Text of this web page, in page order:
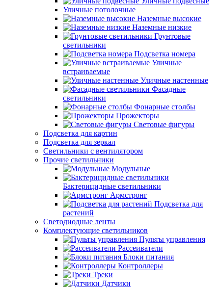
Уличные потолочные
Наземные высокие
Наземные низкие
Грунтовые
светильники
Подсветка номера
Уличные
встраиваемые
Уличные настенные
Фасадные
светильники
Фонарные столбы
Прожекторы
Световые фигуры
Подсветка для картин
Подсветка для зеркал
Светильники с вентилятором
Прочие светильники
Модульные
Бактерицидные светильники
Армстронг
Подсветка для
растений
Светодиодные ленты
Комплектующие светильников
Пульты управления
Рассеиватели
Блоки питания
Контроллеры
Треки
Датчики